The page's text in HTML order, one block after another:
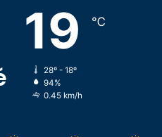
19 ℃
28º - 18º
94%
0.45 km/h